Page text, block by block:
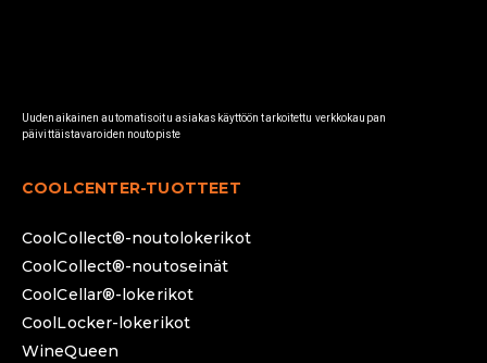
Uudenaikainen automatisoitu asiakaskäyttöön tarkoitettu verkkokaupan
päivittäistavaroiden noutopiste
COOLCENTER-TUOTTEET
CoolCollect®-noutolokerikot
CoolCollect®-noutoseinät
CoolCellar®-lokerikot
CoolLocker-lokerikot
WineQueen